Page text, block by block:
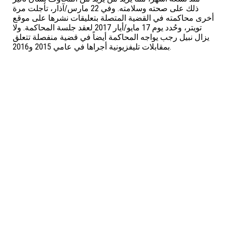
ذلك على صحته وسلامته. وفي 22 مارس/آذار، تأجلت مرة
أخرى محاكمته في القضية المتصلة بتعليقات نشرها على موقع
تويتر، وحُدد يوم 17 مايو/أيار 2017 لعقد جلسة المحاكمة. ولا
يزال نبيل رجب يواجه المحاكمة أيضاً في قضية منفصلة تتعلق
بمقابلات تليفزيونية أجراها في عامي 2015 و2016.